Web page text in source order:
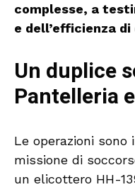
complesse, a
e dell’efficienza
Un duplice
Pantelleria
Le operazioni
missione di
un elicottero HH-